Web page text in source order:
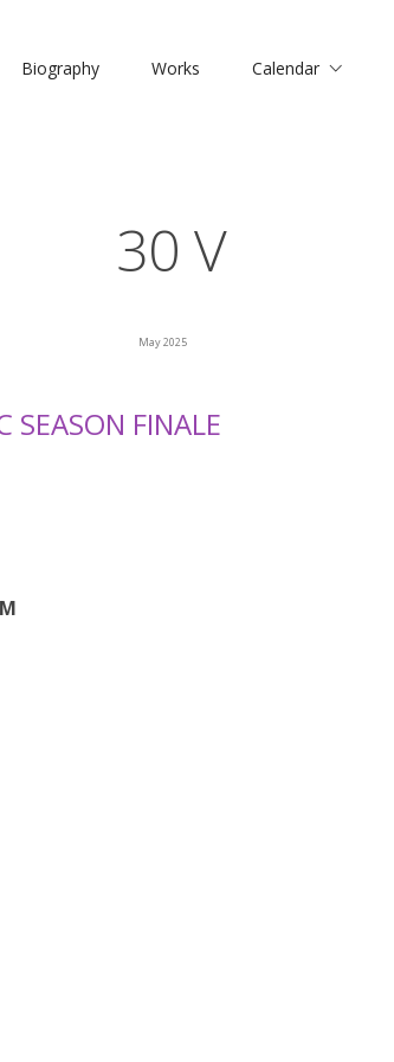
Biography Works Calendar
30 V
May 2025
FINALE